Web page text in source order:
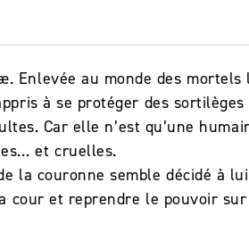
Enlevée au monde des mortels
à se protéger des sortilèges
Car elle n’est qu’une
et cruelles.
la couronne semble décidé à
cour et reprendre le pouvoir